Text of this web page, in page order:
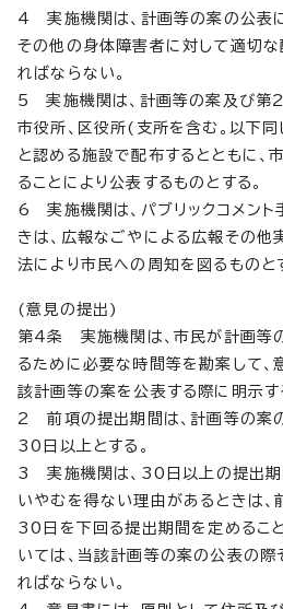
4 実施機関は、計画等の案の公表
その他の身体障害者に対して適切
ればならない。
5 実施機関は、計画等の案及び第
市役所、区役所(支所を含む。以下
と認める施設で配布するとともに、
ることにより公表するものとする。
6 実施機関は、パブリックコメント
きは、広報なごやによる広報その他
法により市民への周知を図るものと
(意見の提出)
第4条 実施機関は、市民が計画等
るために必要な時間等を勘案して、
該計画等の案を公表する際に明示す
2 前項の提出期間は、計画等の案
30日以上とする。
3 実施機関は、30日以上の提出期
いやむを得ない理由があるときは、
30日を下回る提出期間を定めるこ
いては、当該計画等の案の公表の際
ればならない。